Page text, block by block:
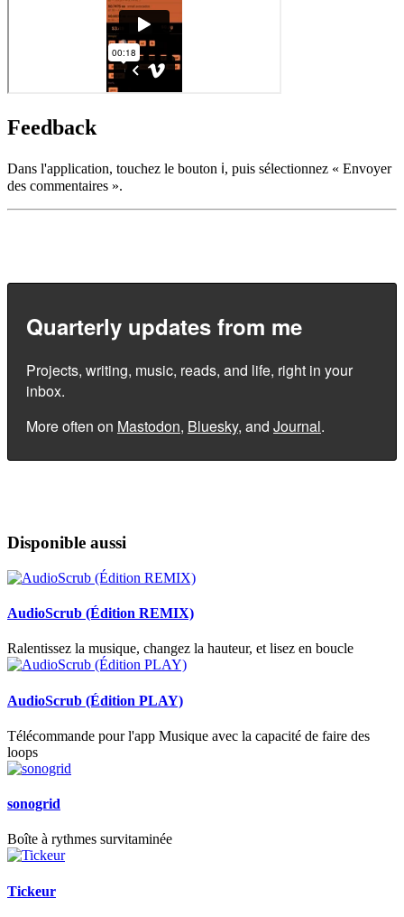
Feedback
Dans l'application, touchez le bouton ℹ︎, puis sélectionnez « Envoyer
des commentaires ».
Quarterly updates from me
Projects, writing, music, reads, and life, right in your
inbox.
More often on Mastodon, Bluesky, and Journal.
Disponible aussi
AudioScrub (Édition REMIX)
Ralentissez la musique, changez la hauteur, et lisez en boucle
AudioScrub (Édition PLAY)
Télécommande pour l'app Musique avec la capacité de faire des
loops
sonogrid
Boîte à rythmes survitaminée
Tickeur